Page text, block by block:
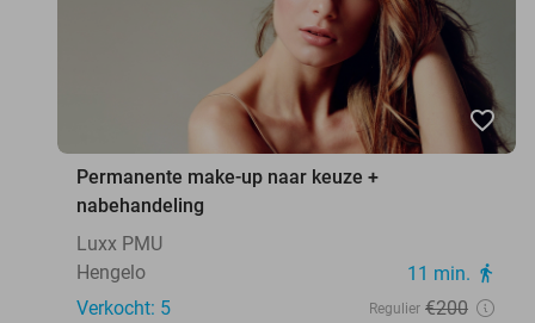
favorite_border
Permanente make-up naar keuze +
nabehandeling
Luxx PMU
Hengelo
11 min. directions_walk
Verkocht: 5 Regulier €200